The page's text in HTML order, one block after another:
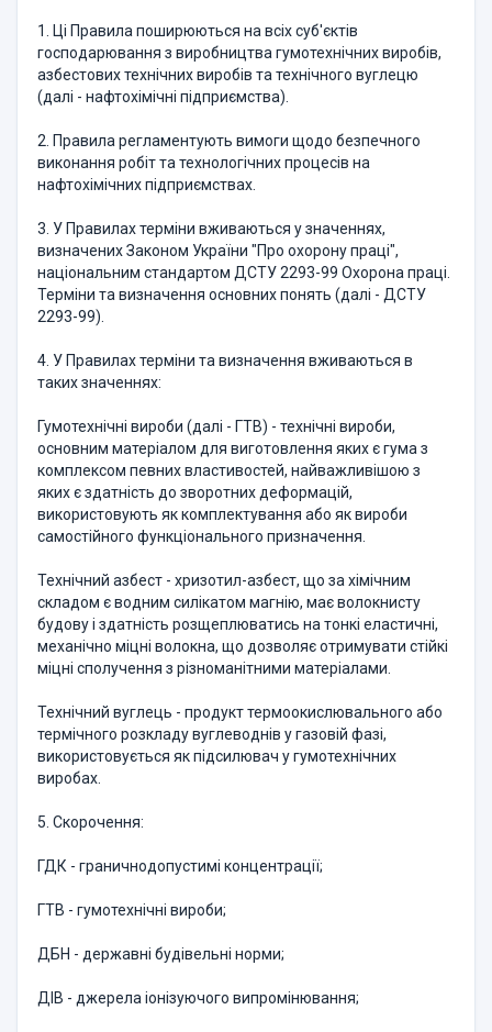
1. Ці Правила поширюються на всіх суб'єктів
господарювання з виробництва гумотехнічних виробів,
азбестових технічних виробів та технічного вуглецю
(далі - нафтохімічні підприємства).
2. Правила регламентують вимоги щодо безпечного
виконання робіт та технологічних процесів на
нафтохімічних підприємствах.
3. У Правилах терміни вживаються у значеннях,
визначених Законом України "Про охорону праці",
національним стандартом ДСТУ 2293-99 Охорона праці.
Терміни та визначення основних понять (далі - ДСТУ
2293-99).
4. У Правилах терміни та визначення вживаються в
таких значеннях:
Гумотехнічні вироби (далі - ГТВ) - технічні вироби,
основним матеріалом для виготовлення яких є гума з
комплексом певних властивостей, найважливішою з
яких є здатність до зворотних деформацій,
використовують як комплектування або як вироби
самостійного функціонального призначення.
Технічний азбест - хризотил-азбест, що за хімічним
складом є водним силікатом магнію, має волокнисту
будову і здатність розщеплюватись на тонкі еластичні,
механічно міцні волокна, що дозволяє отримувати стійкі
міцні сполучення з різноманітними матеріалами.
Технічний вуглець - продукт термоокислювального або
термічного розкладу вуглеводнів у газовій фазі,
використовується як підсилювач у гумотехнічних
виробах.
5. Скорочення:
ГДК - граничнодопустимі концентрації;
ГТВ - гумотехнічні вироби;
ДБН - державні будівельні норми;
ДІВ - джерела іонізуючого випромінювання;